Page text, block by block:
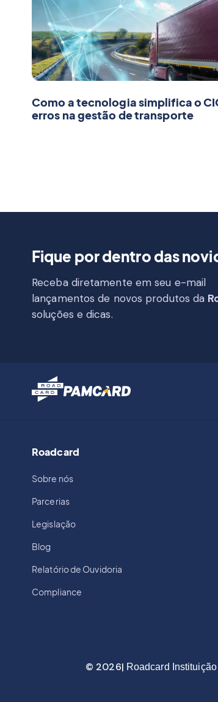
Como a tecnologia simplifica o
erros na gestão de transporte
Fique por dentro das
Receba diretamente em seu e-mail
lançamentos de novos produtos da
soluções e dicas.
Roadcard
Sobre nós
Parcerias
Legislação
Blog
Relatório de Ouvidoria
Compliance
© 2026| Roadcard